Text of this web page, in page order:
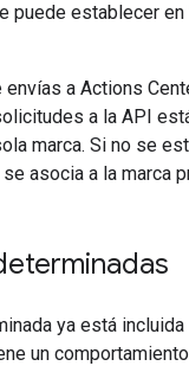
puede establecer en
envías a Actions
a la API
marca. Si no se
asocia a la marca
ya está
un